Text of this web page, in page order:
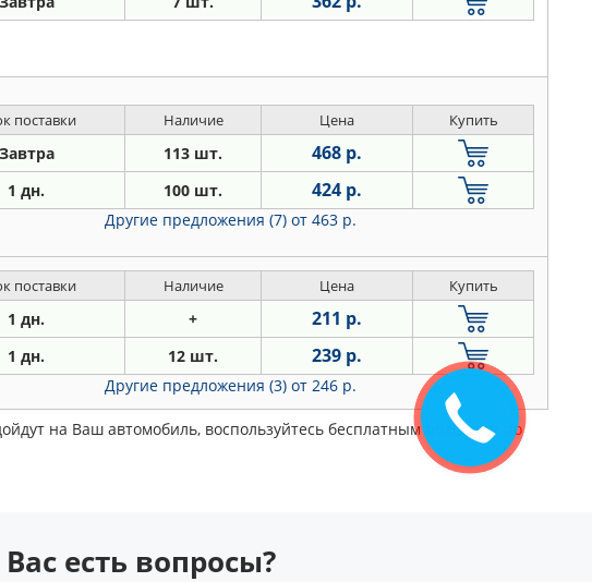
поставки Наличие Цена Купить
Завтра 113 шт. 468 р.
1 дн. 100 шт. 424 р.
Другие предложения (7) от 463 р.
поставки Наличие Цена Купить
1 дн. + 211 р.
1 дн. 12 шт. 239 р.
Другие предложения (3) от 246 р.
на Ваш автомобиль, воспользуйтесь бесплатным подбором по
есть вопросы?
Закажите
звонок